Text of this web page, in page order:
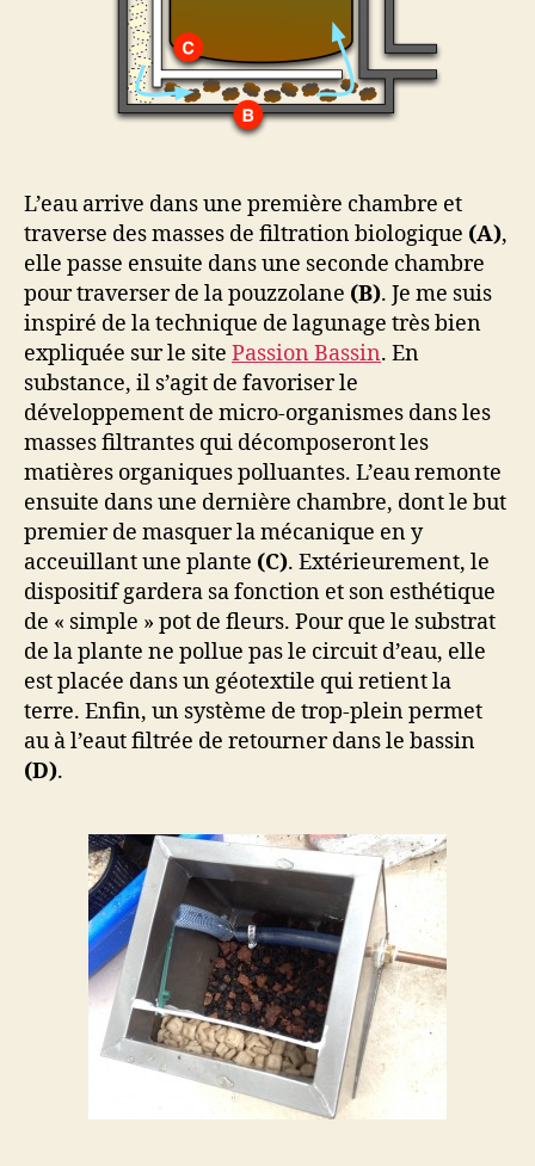
L’eau arrive dans une première chambre et
traverse des masses de filtration biologique (A),
elle passe ensuite dans une seconde chambre
pour traverser de la pouzzolane (B). Je me suis
inspiré de la technique de lagunage très bien
expliquée sur le site Passion Bassin. En
substance, il s’agit de favoriser le
développement de micro-organismes dans les
masses filtrantes qui décomposeront les
matières organiques polluantes. L’eau remonte
ensuite dans une dernière chambre, dont le but
premier de masquer la mécanique en y
acceuillant une plante (C). Extérieurement, le
dispositif gardera sa fonction et son esthétique
de « simple » pot de fleurs. Pour que le substrat
de la plante ne pollue pas le circuit d’eau, elle
est placée dans un géotextile qui retient la
terre. Enfin, un système de trop-plein permet
au à l’eaut filtrée de retourner dans le bassin
(D).